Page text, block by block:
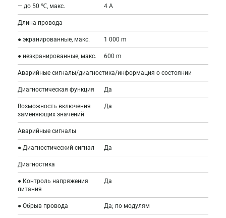
— до 50 ℃, макс. 4 A
Длина провода
● экранированные, макс. 1 000 m
● неэкранированные, макс. 600 m
Аварийные сигналы/диагностика/информация о состоянии
Диагностическая функция Да
Возможность включения
заменяющих значений
Да
Аварийные сигналы
● Диагностический сигнал Да
Диагностика
● Контроль напряжения
питания
Да
● Обрыв провода Да; по модулям